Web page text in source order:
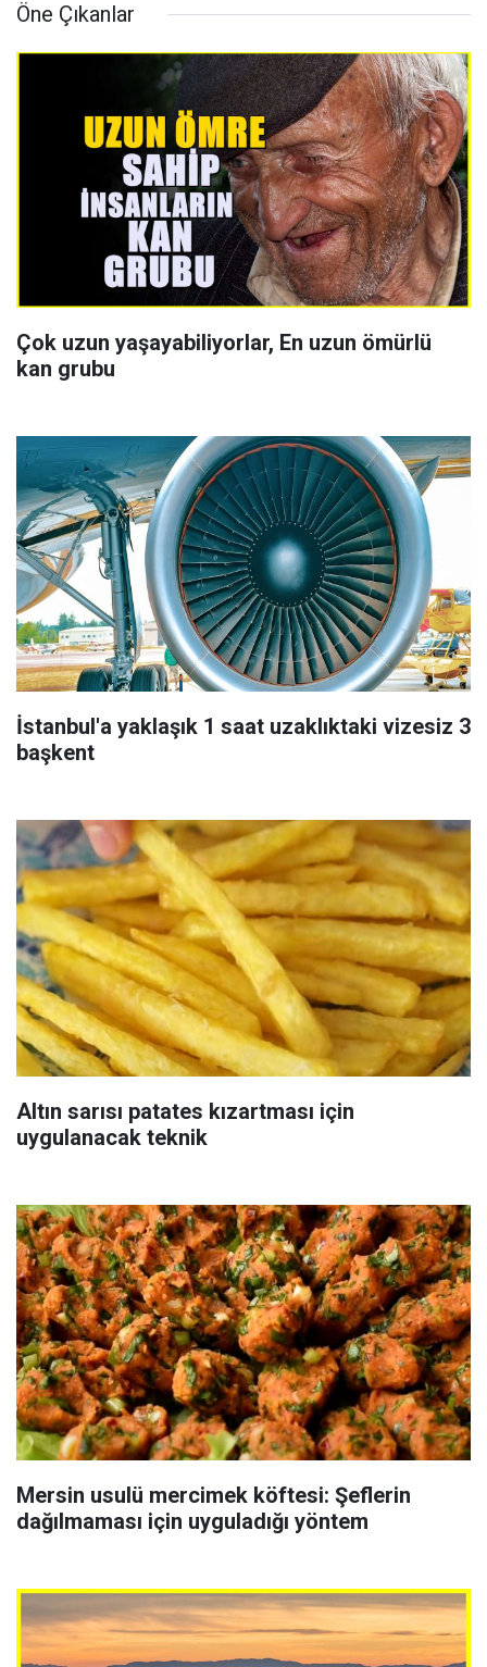
Öne Çıkanlar
Çok uzun yaşayabiliyorlar, En uzun ömürlü
kan grubu
İstanbul'a yaklaşık 1 saat uzaklıktaki vizesiz 3
başkent
Altın sarısı patates kızartması için
uygulanacak teknik
Mersin usulü mercimek köftesi: Şeflerin
dağılmaması için uyguladığı yöntem